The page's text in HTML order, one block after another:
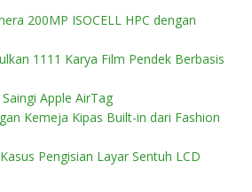
200MP ISOCELL HPC dengan
1111 Karya Film Pendek Berbasis
Apple AirTag
Kemeja Kipas Built-in dari Fashion
Pengisian Layar Sentuh LCD